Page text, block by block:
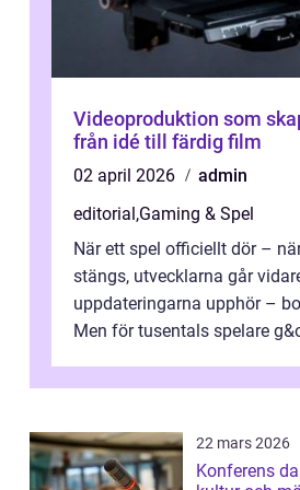
Videoproduktion som
från idé till färdig film
02 april 2026
admin
editorial,Gaming & Spel
När ett spel officiellt dör –
stängs, utvecklarna går
uppdateringarna upphör –
Men för tusentals spelare
22 mars 2026
Konferens dalarna